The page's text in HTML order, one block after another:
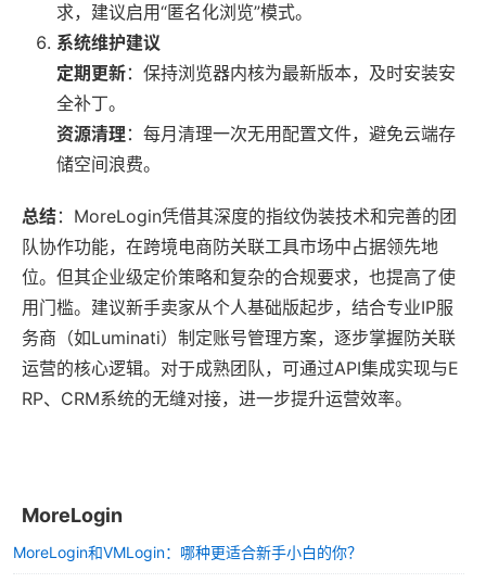
求，建议启用“匿名化浏览”模式。
系统维护建议
定期更新：保持浏览器内核为最新版本，及时安装安
全补丁。
资源清理 ：每月清理一次无用配置文件，避免云端存
储空间浪费。
总结：MoreLogin凭借其深度的指纹伪装技术和完善的团
队协作功能，在跨境电商防关联工具市场中占据领先地
位。但其企业级定价策略和复杂的合规要求，也提高了使
用门槛。建议新手卖家从个人基础版起步，结合专业IP服
务商（如Luminati）制定账号管理方案，逐步掌握防关联
运营的核心逻辑。对于成熟团队，可通过API集成实现与E
RP、CRM系统的无缝对接，进一步提升运营效率。
MoreLogin
MoreLogin和VMLogin：哪种更适合新手小白的你？